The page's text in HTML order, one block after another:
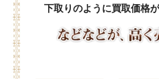
下取りのように買取価格